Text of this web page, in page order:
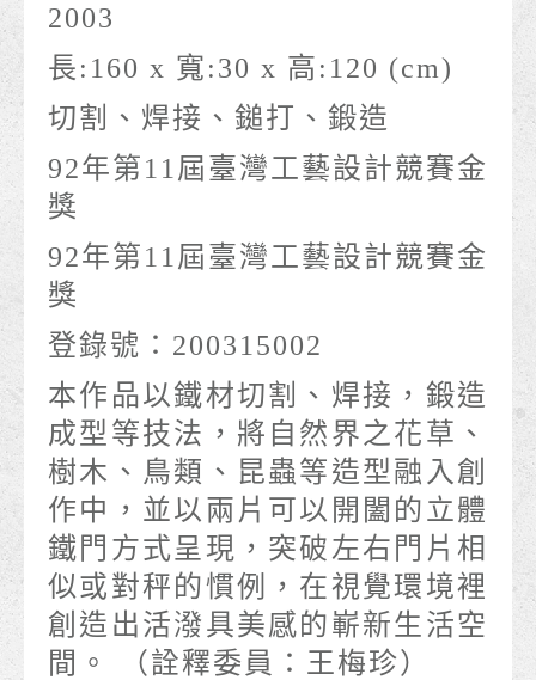
2003
長:160 x 寬:30 x 高:120 (cm)
切割、焊接、鎚打、鍛造
92年第11屆臺灣工藝設計競賽金
獎
92年第11屆臺灣工藝設計競賽金
獎
登錄號：200315002
本作品以鐵材切割、焊接，鍛造
成型等技法，將自然界之花草、
樹木、鳥類、昆蟲等造型融入創
作中，並以兩片可以開闔的立體
鐵門方式呈現，突破左右門片相
似或對秤的慣例，在視覺環境裡
創造出活潑具美感的嶄新生活空
間。 （詮釋委員：王梅珍）